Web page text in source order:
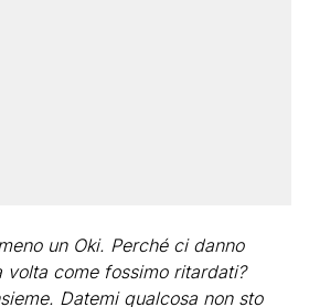
un Oki. Perché ci danno
volta come fossimo ritardati?
Datemi qualcosa non sto